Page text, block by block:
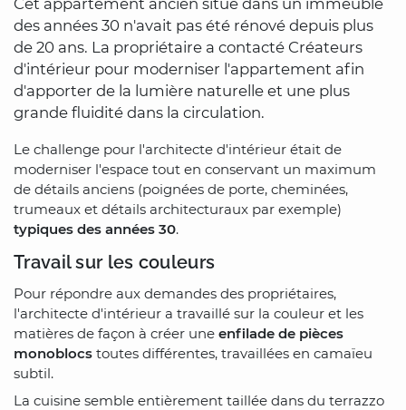
des années 30 n'avait pas été rénové depuis plus
de 20 ans. La propriétaire a contacté Créateurs
d'intérieur pour moderniser l'appartement afin
d'apporter de la lumière naturelle et une plus
grande fluidité dans la circulation.
Le challenge pour l'architecte d'intérieur était de
moderniser l'espace tout en conservant un maximum
de détails anciens (poignées de porte, cheminées,
trumeaux et détails architecturaux par exemple)
typiques des années 30.
Travail sur les couleurs
Pour répondre aux demandes des propriétaires,
l'architecte d'intérieur a travaillé sur la couleur et les
matières de façon à créer une enfilade de pièces
monoblocs toutes différentes, travaillées en camaïeu
subtil.
La cuisine semble entièrement taillée dans du terrazzo